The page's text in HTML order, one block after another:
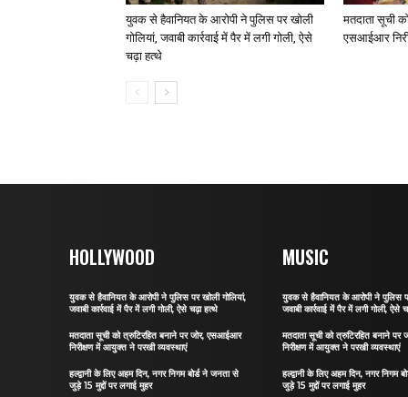
युवक से हैवानियत के आरोपी ने पुलिस पर खोली
गोलियां, जवाबी कार्रवाई में पैर में लगी गोली, ऐसे
चढ़ा हत्थे
मतदाता सूची
एसआईआर
HOLLYWOOD
युवक से हैवानियत के आरोपी ने पुलिस पर खोली गोलियां,
जवाबी कार्रवाई में पैर में लगी गोली, ऐसे चढ़ा हत्थे
मतदाता सूची को त्रुटिरहित बनाने पर जोर, एसआईआर
निरीक्षण में आयुक्त ने परखी व्यवस्थाएं
हल्द्वानी के लिए अहम दिन, नगर निगम बोर्ड ने जनता से
जुड़े 15 मुद्दों पर लगाई मुहर
MUSIC
युवक से हैवानियत के आरोपी ने पुलिस
जवाबी कार्रवाई में पैर में लगी गोली, ऐसे
मतदाता सूची को त्रुटिरहित बनाने
निरीक्षण में आयुक्त ने परखी व्यवस्थाएं
हल्द्वानी के लिए अहम दिन, नगर निगम
जुड़े 15 मुद्दों पर लगाई मुहर